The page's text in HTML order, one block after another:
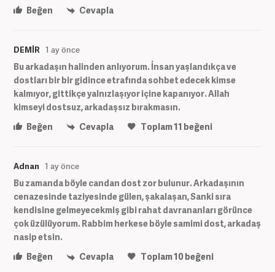
Beğen
Cevapla
DEMİR 1 ay önce
Bu arkadaşın halinden anlıyorum. İnsan yaşlandıkça ve
dostları bir bir gidince etrafında sohbet edecek kimse
kalmıyor, gittikçe yalnızlaşıyor içine kapanıyor. Allah
kimseyi dostsuz, arkadaşsız bırakmasın.
Beğen
Cevapla Toplam11 beğeni
Adnan 1 ay önce
Bu zamanda böyle candan dost zor bulunur. Arkadaşının
cenazesinde taziyesinde gülen, şakalaşan, Sanki sıra
kendisine gelmeyecekmiş gibi rahat davrananları görünce
çok üzülüyorum. Rabbim herkese böyle samimi dost, arkadaş
nasip etsin.
Beğen
Cevapla Toplam10beğeni